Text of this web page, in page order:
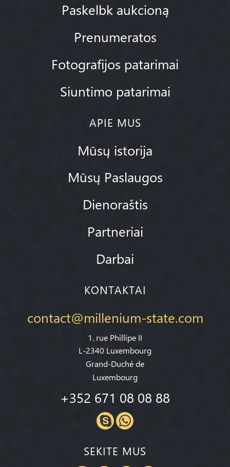
Paskelbk aukcioną
Prenumeratos
Fotografijos patarimai
Siuntimo patarimai
APIE MUS
Mūsų istorija
Mūsų Paslaugos
Dienoraštis
Partneriai
Darbai
KONTAKTAI
contact@millenium-state.com
1. rue Phillipe II
L-2340 Luxembourg
Grand-Duché de
Luxembourg
+352 671 08 08 88
SEKITE MUS